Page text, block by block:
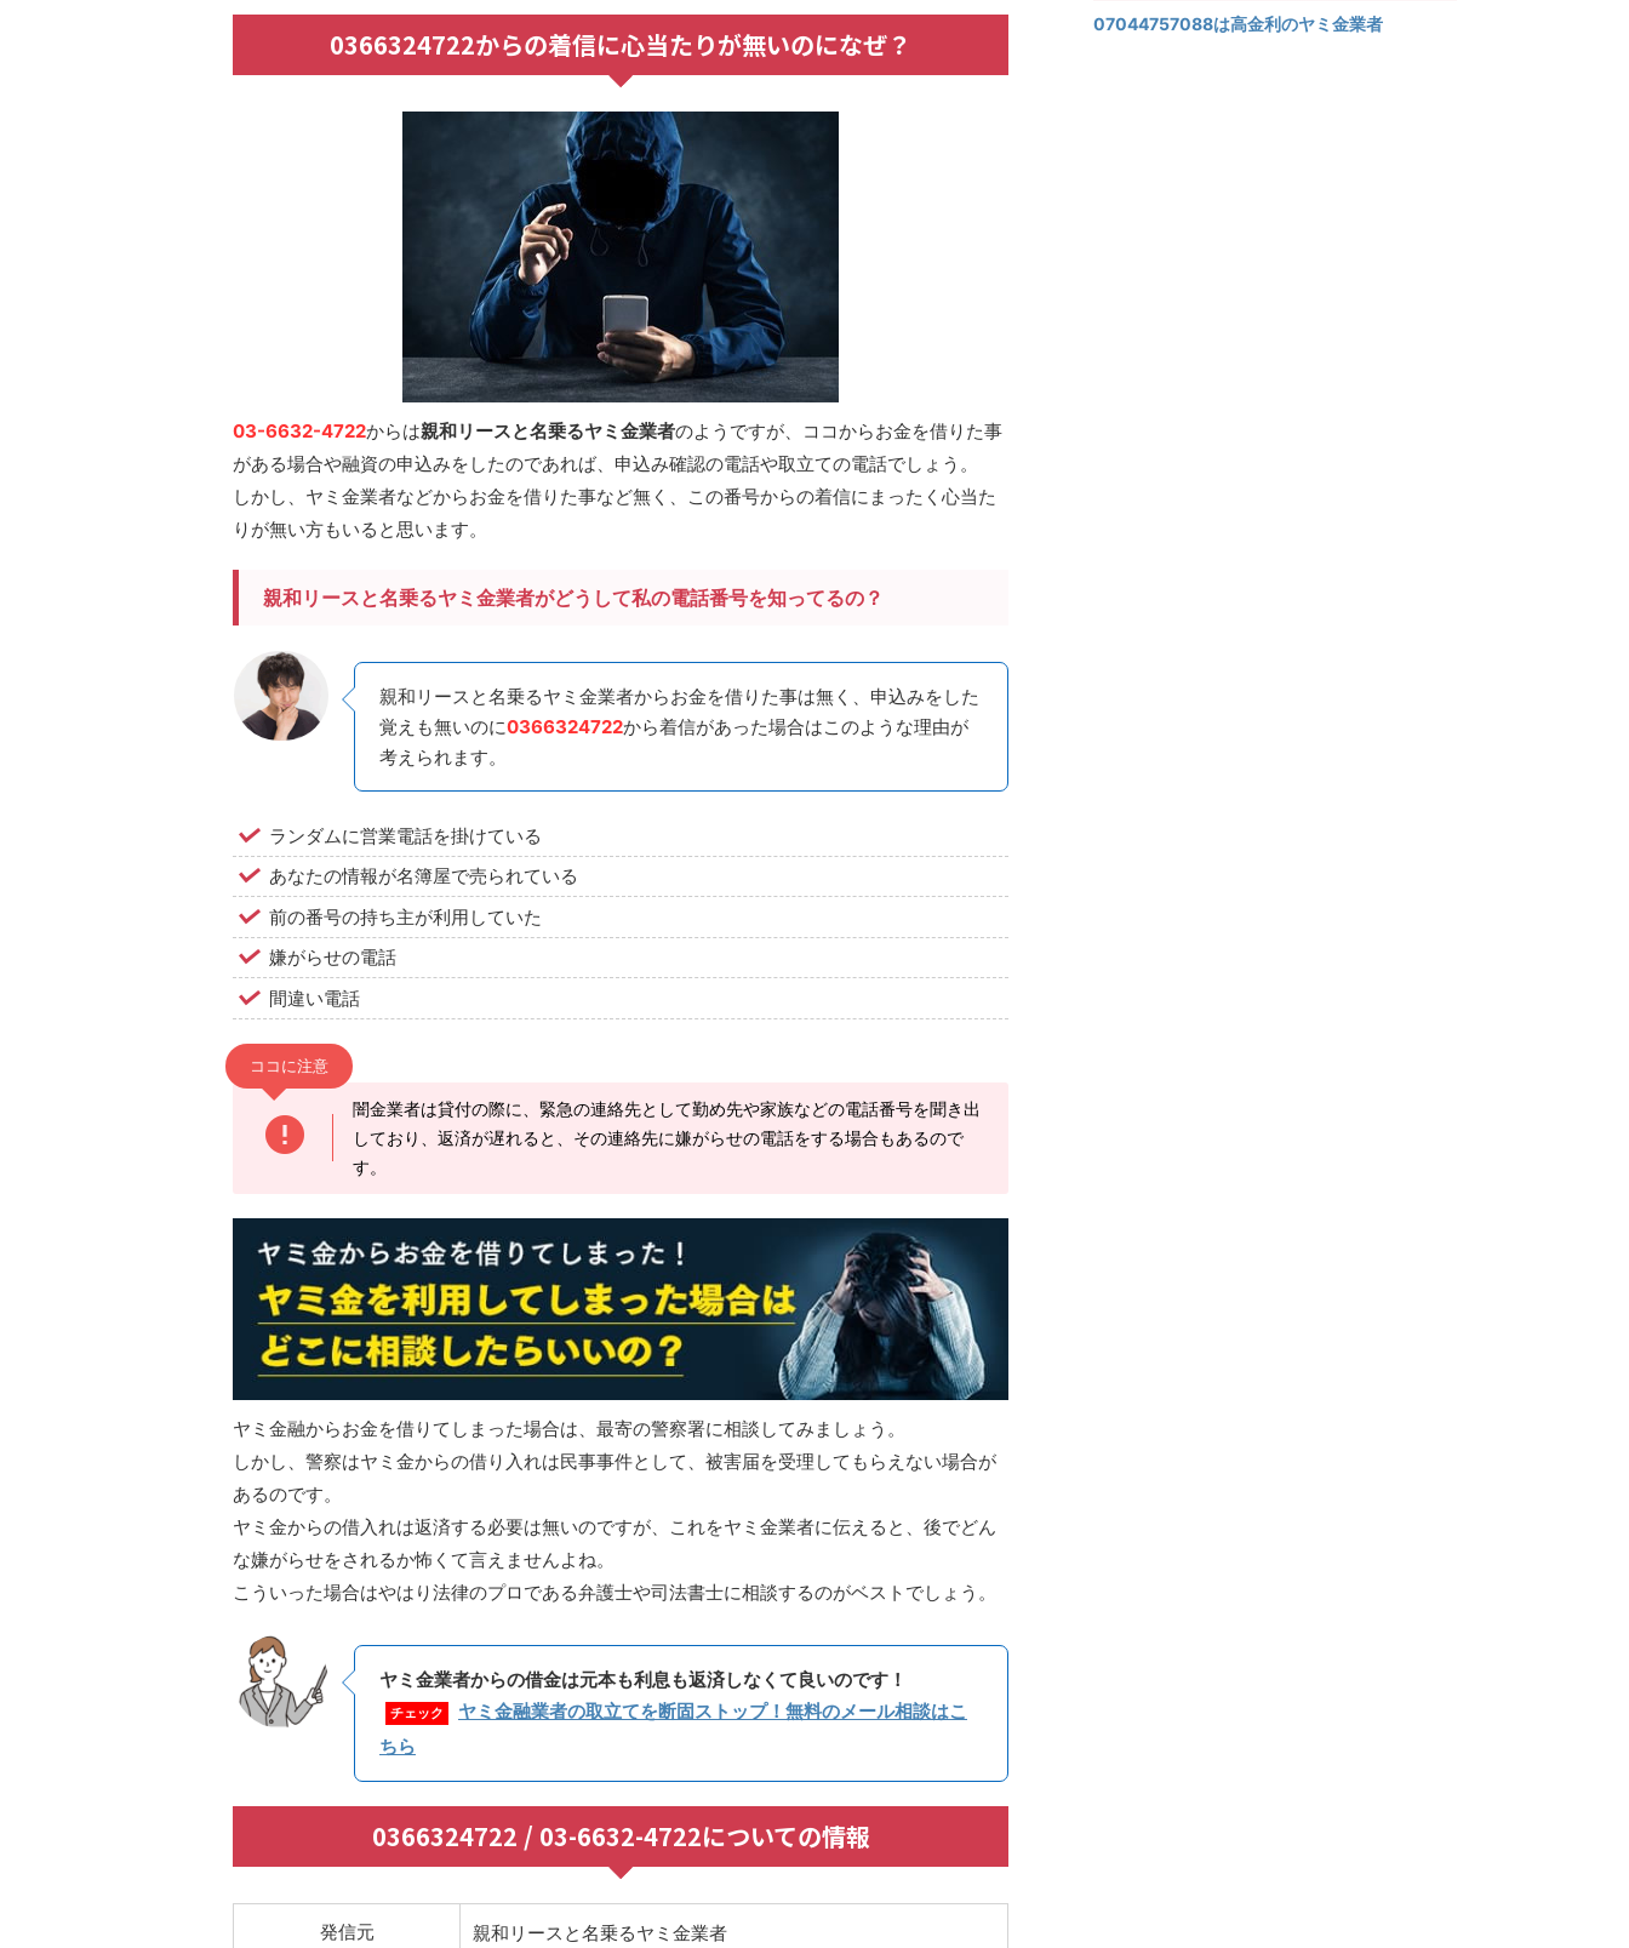
0366324722からの着信に心当たりが無いのになぜ？
03-6632-4722からは親和リースと名乗るヤミ金業者のようですが、ココからお金を借りた事
がある場合や融資の申込みをしたのであれば、申込み確認の電話や取立ての電話でしょう。
しかし、ヤミ金業者などからお金を借りた事など無く、この番号からの着信にまったく心当た
りが無い方もいると思います。
親和リースと名乗るヤミ金業者がどうして私の電話番号を知ってるの？
親和リースと名乗るヤミ金業者からお金を借りた事は無く、申込みをした
覚えも無いのに0366324722から着信があった場合はこのような理由が
考えられます。
ランダムに営業電話を掛けている
あなたの情報が名簿屋で売られている
前の番号の持ち主が利用していた
嫌がらせの電話
間違い電話
ココに注意
闇金業者は貸付の際に、緊急の連絡先として勤め先や家族などの電話番号を聞き出
しており、返済が遅れると、その連絡先に嫌がらせの電話をする場合もあるので
す。
ヤミ金融からお金を借りてしまった場合は、最寄の警察署に相談してみましょう。
しかし、警察はヤミ金からの借り入れは民事事件として、被害届を受理してもらえない場合が
あるのです。
ヤミ金からの借入れは返済する必要は無いのですが、これをヤミ金業者に伝えると、後でどん
な嫌がらせをされるか怖くて言えませんよね。
こういった場合はやはり法律のプロである弁護士や司法書士に相談するのがベストでしょう。
ヤミ金業者からの借金は元本も利息も返済しなくて良いのです！
チェック
ヤミ金融業者の取立てを断固ストップ！無料のメール相談はこ
ちら
0366324722 / 03-6632-4722についての情報
発信元 親和リースと名乗るヤミ金業者
07044757088は高金利のヤミ金業者